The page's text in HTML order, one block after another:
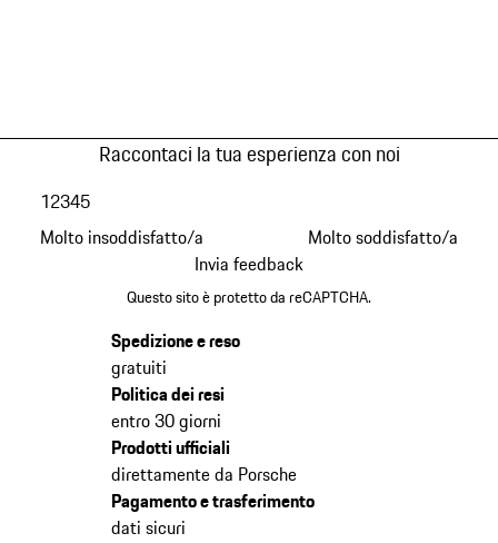
Raccontaci la tua esperienza con noi
Molto insoddisfatto/a
12345
Molto soddisfatto/a
Invia feedback
Questo sito è protetto da reCAPTCHA.
Spedizione e reso
gratuiti
Politica dei resi
entro 30 giorni
Prodotti ufficiali
direttamente da Porsche
Pagamento e trasferimento
dati sicuri